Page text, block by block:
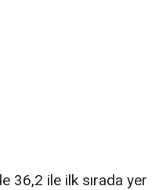
36,2 ile ilk sırada yer